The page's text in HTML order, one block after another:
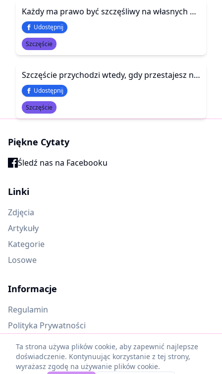
Każdy ma prawo być szczęśliwy na własnych warunkach
Udostępnij
Szczęście
Szczęście przychodzi wtedy, gdy przestajesz narzekać na problemy, które masz i zaczynasz doceniać to jak wiele innych masz już za sobą.
Udostępnij
Szczęście
Piękne Cytaty
Śledź nas na Facebooku
Linki
Zdjęcia
Artykuły
Kategorie
Losowe
Informacje
Regulamin
Polityka Prywatności
Oczekujące materiały
Ta strona używa plików cookie, aby zapewnić najlepsze
doświadczenie. Kontynuując korzystanie z tej strony,
wyrażasz zgodę na używanie plików cookie.